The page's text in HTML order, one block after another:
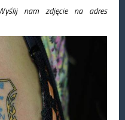
nam zdjęcie na adres